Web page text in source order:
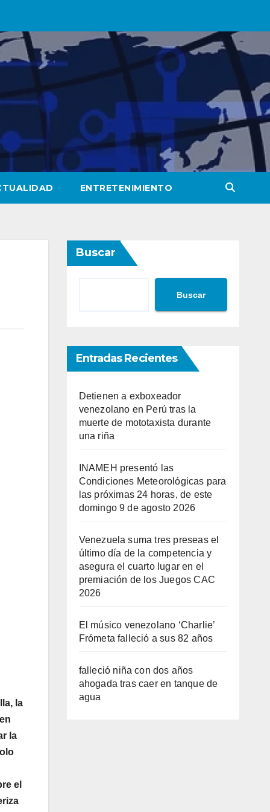
ENTRETENIMIENTO
la
la
el
Buscar
Buscar
Entradas Recientes
Detienen a exboxeador
venezolano en Perú tras la
muerte de mototaxista durante
una riña
INAMEH presentó las
Condiciones Meteorológicas para
las próximas 24 horas, de este
domingo 9 de agosto 2026
Venezuela suma tres preseas el
último día de la competencia y
asegura el cuarto lugar en el
premiación de los Juegos CAC
2026
El músico venezolano ‘Charlie’
Frómeta falleció a sus 82 años
falleció niña con dos años
ahogada tras caer en tanque de
agua